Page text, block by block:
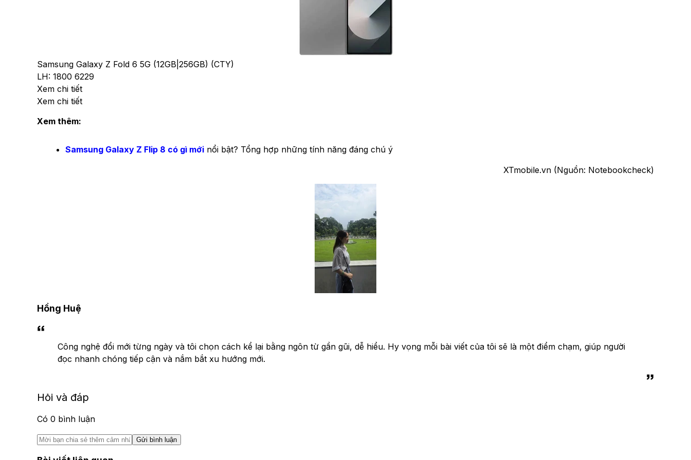
Samsung Galaxy Z Fold 6 5G (12GB|256GB) (CTY)
LH: 1800 6229
Xem chi tiết
Xem chi tiết
Xem thêm:
Samsung Galaxy Z Flip 8 có gì mới nổi bật? Tổng hợp những tính năng đáng chú ý
XTmobile.vn (Nguồn: Notebookcheck)
Hồng Huệ
Công nghệ đổi mới từng ngày và tôi chọn cách kể lại bằng ngôn từ gần gũi, dễ hiểu. Hy vọng mỗi bài viết của tôi sẽ là một điểm chạm, giúp người
đọc nhanh chóng tiếp cận và nắm bắt xu hướng mới.
Hỏi và đáp
Có 0 bình luận
Gửi bình luận